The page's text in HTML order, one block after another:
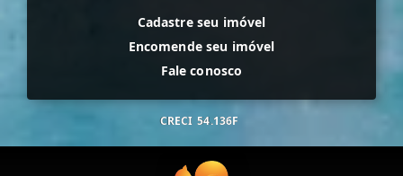
Cadastre seu imóvel
Encomende seu imóvel
Fale conosco
CRECI 54.136F